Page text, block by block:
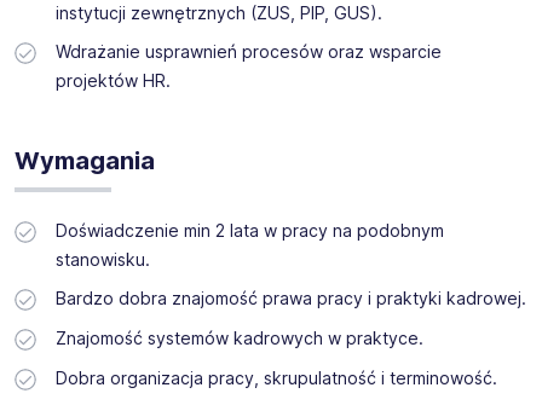
instytucji zewnętrznych (ZUS, PIP, GUS).
Wdrażanie usprawnień procesów oraz wsparcie
projektów HR.
Wymagania
Doświadczenie min 2 lata w pracy na podobnym
stanowisku.
Bardzo dobra znajomość prawa pracy i praktyki kadrowej.
Znajomość systemów kadrowych w praktyce.
Dobra organizacja pracy, skrupulatność i terminowość.